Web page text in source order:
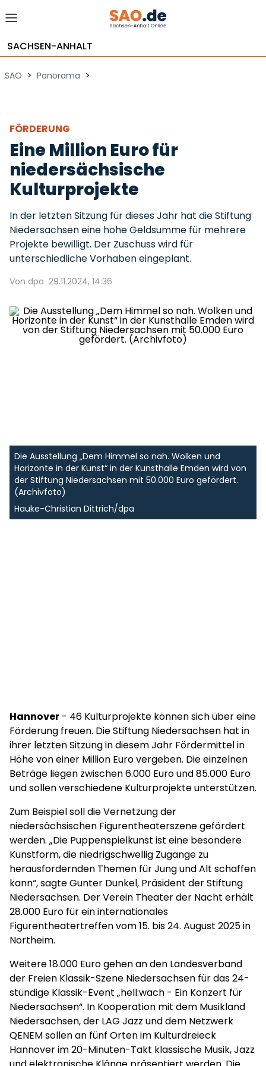
SACHSEN-ANHALT
SAO > Panorama >
FÖRDERUNG
Eine Million Euro für
niedersächsische
Kulturprojekte
In der letzten Sitzung für dieses Jahr hat die Stiftung
Niedersachsen eine hohe Geldsumme für mehrere
Projekte bewilligt. Der Zuschuss wird für
unterschiedliche Vorhaben eingeplant.
Von dpa 29.11.2024, 14:36
Die Ausstellung „Dem Himmel so nah. Wolken und
Horizonte in der Kunst“ in der Kunsthalle Emden wird von
der Stiftung Niedersachsen mit 50.000 Euro gefördert.
(Archivfoto)
Hauke-Christian Dittrich/dpa
Hannover - 46 Kulturprojekte können sich über eine
Förderung freuen. Die Stiftung Niedersachsen hat in
ihrer letzten Sitzung in diesem Jahr Fördermittel in
Höhe von einer Million Euro vergeben. Die einzelnen
Beträge liegen zwischen 6.000 Euro und 85.000 Euro
und sollen verschiedene Kulturprojekte unterstützen.
Zum Beispiel soll die Vernetzung der
niedersächsischen Figurentheaterszene gefördert
werden. „Die Puppenspielkunst ist eine besondere
Kunstform, die niedrigschwellig Zugänge zu
herausfordernden Themen für Jung und Alt schaffen
kann“, sagte Gunter Dunkel, Präsident der Stiftung
Niedersachsen. Der Verein Theater der Nacht erhält
28.000 Euro für ein internationales
Figurentheatertreffen vom 15. bis 24. August 2025 in
Northeim.
Weitere 18.000 Euro gehen an den Landesverband
der Freien Klassik-Szene Niedersachsen für das 24-
stündige Klassik-Event „hell:wach - Ein Konzert für
Niedersachsen“. In Kooperation mit dem Musikland
Niedersachsen, der LAG Jazz und dem Netzwerk
QENEM sollen an fünf Orten im Kulturdreieck
Hannover im 20-Minuten-Takt klassische Musik, Jazz